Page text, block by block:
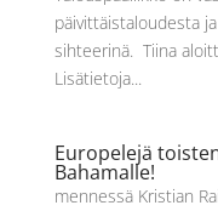
päivittäistaloudesta
sihteerinä. Tiina
Lisätietoja...
Europelejä
Bahamalle!
mennessä Kristian